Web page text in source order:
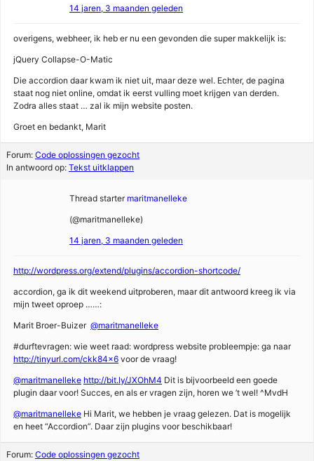
14 jaren, 3 maanden geleden
overigens, webheer, ik heb er nu een gevonden die super makkelijk is:
jQuery Collapse-O-Matic
Die accordion daar kwam ik niet uit, maar deze wel. Echter, de pagina
staat nog niet online, omdat ik eerst vulling moet krijgen van derden.
Zodra alles staat … zal ik mijn website posten.
Groet en bedankt, Marit
Forum: Code oplossingen gezocht
In antwoord op: Tekst uitklappen
Thread starter maritmanelleke
(@maritmanelleke)
14 jaren, 3 maanden geleden
http://wordpress.org/extend/plugins/accordion-shortcode/
accordion, ga ik dit weekend uitproberen, maar dit antwoord kreeg ik via
mijn tweet oproep ……:
@maritmanelleke
#durftevragen: wie weet raad: wordpress website probleempje: ga naar
http://tinyurl.com/ckk84x6 voor de vraag!
@maritmanelleke http://bit.ly/JXOhM4 Dit is bijvoorbeeld een goede
plugin daar voor! Succes, en als er vragen zijn, horen we ’t wel! ^MvdH
@maritmanelleke Hi Marit, we hebben je vraag gelezen. Dat is mogelijk
en heet “Accordion”. Daar zijn plugins voor beschikbaar!
Forum: Code oplossingen gezocht